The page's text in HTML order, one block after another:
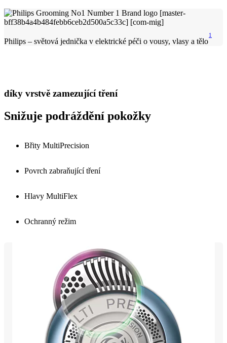
Philips – světová jednička v elektrické péči o vousy, vlasy a tělo
1
díky vrstvě zamezující tření
Snižuje podráždění pokožky
Břity MultiPrecision
Povrch zabraňující tření
Hlavy MultiFlex
Ochranný režim